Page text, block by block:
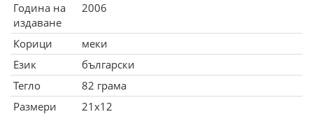
Година на
издаване
2006
Корици
меки
Език
български
Тегло
82 грама
Размери
21x12